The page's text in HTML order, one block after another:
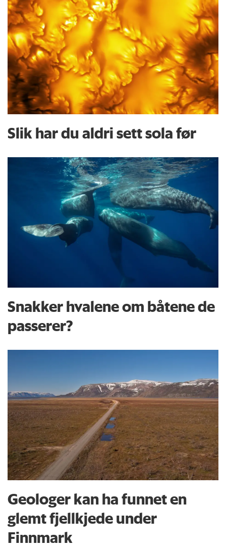
Slik har du aldri sett sola før
Snakker hvalene om båtene de
passerer?
Geologer kan ha funnet en
glemt fjellkjede under
Finnmark